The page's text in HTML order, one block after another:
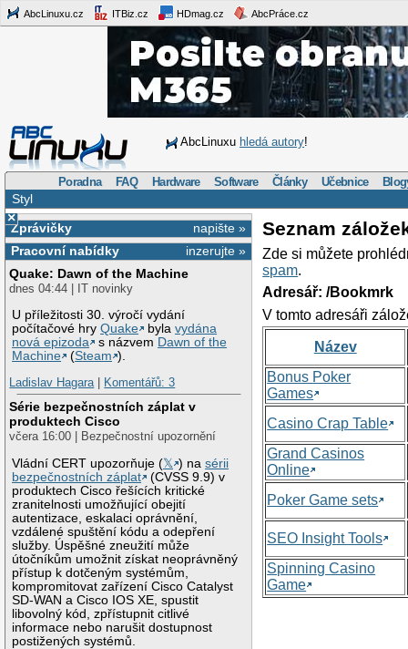
AbcLinuxu.cz ITBiz.cz HDmag.cz AbcPráce.cz
AbcLinuxu hledá autory!
Poradna FAQ Hardware Software Články Učebnice
Styl
×
napište »
Zprávičky
inzerujte »
Pracovní nabídky
Quake: Dawn of the Machine
dnes 04:44 | IT novinky
U příležitosti 30. výročí vydání
počítačové hryQuake bylavydána
nová epizoda
s názvem Dawn of the
Machine
(Steam ).
Ladislav Hagara| Komentářů: 3
Série bezpečnostních záplat v
produktech Cisco
včera 16:00 | Bezpečnostní upozornění
Vládní CERT upozorňuje (𝕏 ) nasérii
bezpečnostních záplat
(CVSS 9.9) v
produktech Cisco řešících kritické
zranitelnosti umožňující obejití
autentizace, eskalaci oprávnění,
vzdálené spuštění kódu a odepření
služby. Úspěšné zneužití může
útočníkům umožnit získat neoprávněný
přístup k dotčeným systémům,
kompromitovat zařízení Cisco Catalyst
SD-WAN a Cisco IOS XE, spustit
libovolný kód, zpřístupnit citlivé
informace nebo narušit dostupnost
postižených systémů.
Seznam
Zde si můžete
spam.
Adresář: /Bookmrk
V tomto adresáři
Název
Bonus Poker
Games
Casino Crap Table
Grand Casinos
Online
Poker Game sets
SEO Insight Tools
Spinning Casino
Game